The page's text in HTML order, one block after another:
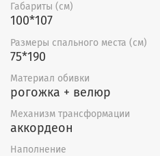
Габариты (см)
100*107
Размеры спального места (см)
75*190
Материал обивки
рогожка + велюр
Механизм трансформации
аккордеон
Наполнение